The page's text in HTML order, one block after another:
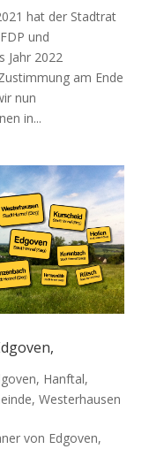
hat der Stadtrat
und
Jahr 2022
am Ende
nun
in...
, Hanftal,
, Westerhausen
von Edgoven,